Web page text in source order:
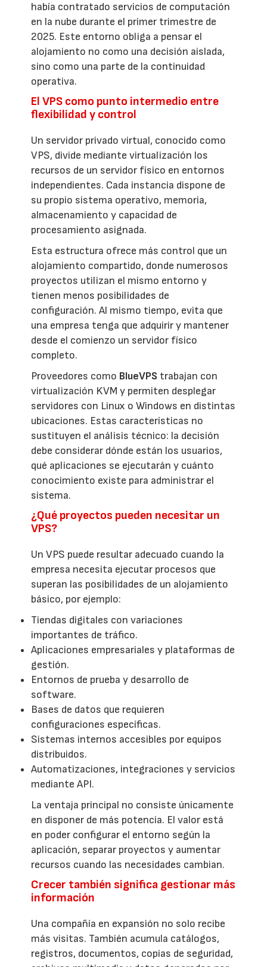
había contratado servicios de computación
en la nube durante el primer trimestre de
2025. Este entorno obliga a pensar el
alojamiento no como una decisión aislada,
sino como una parte de la continuidad
operativa.
El VPS como punto intermedio entre
flexibilidad y control
Un servidor privado virtual, conocido como
VPS, divide mediante virtualización los
recursos de un servidor físico en entornos
independientes. Cada instancia dispone de
su propio sistema operativo, memoria,
almacenamiento y capacidad de
procesamiento asignada.
Esta estructura ofrece más control que un
alojamiento compartido, donde numerosos
proyectos utilizan el mismo entorno y
tienen menos posibilidades de
configuración. Al mismo tiempo, evita que
una empresa tenga que adquirir y mantener
desde el comienzo un servidor físico
completo.
Proveedores como BlueVPS trabajan con
virtualización KVM y permiten desplegar
servidores con Linux o Windows en distintas
ubicaciones. Estas características no
sustituyen el análisis técnico: la decisión
debe considerar dónde están los usuarios,
qué aplicaciones se ejecutarán y cuánto
conocimiento existe para administrar el
sistema.
¿Qué proyectos pueden necesitar un
VPS?
Un VPS puede resultar adecuado cuando la
empresa necesita ejecutar procesos que
superan las posibilidades de un alojamiento
básico, por ejemplo:
Tiendas digitales con variaciones
importantes de tráfico.
Aplicaciones empresariales y plataformas de
gestión.
Entornos de prueba y desarrollo de
software.
Bases de datos que requieren
configuraciones específicas.
Sistemas internos accesibles por equipos
distribuidos.
Automatizaciones, integraciones y servicios
mediante API.
La ventaja principal no consiste únicamente
en disponer de más potencia. El valor está
en poder configurar el entorno según la
aplicación, separar proyectos y aumentar
recursos cuando las necesidades cambian.
Crecer también significa gestionar más
información
Una compañía en expansión no solo recibe
más visitas. También acumula catálogos,
registros, documentos, copias de seguridad,